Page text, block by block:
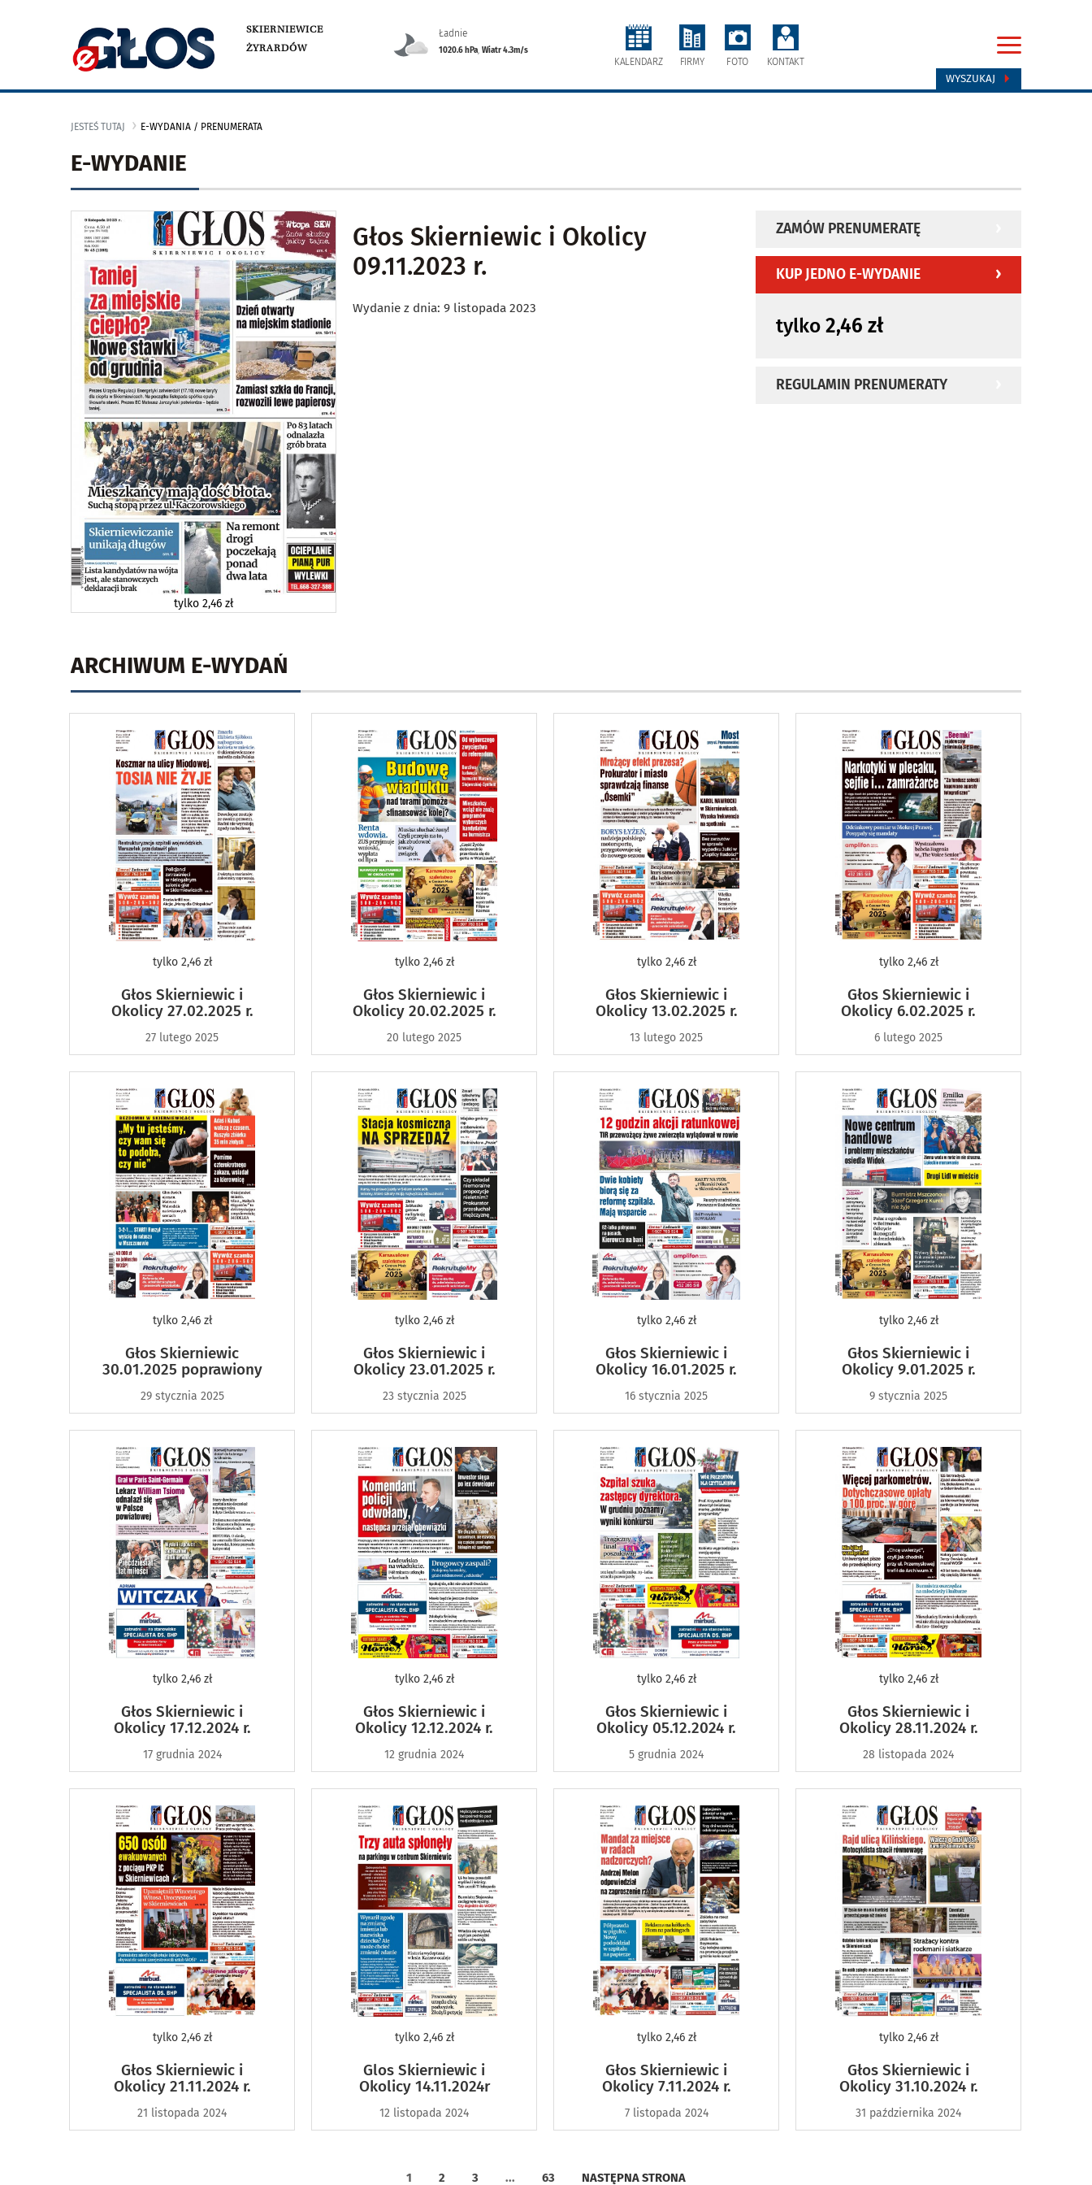
SKIERNIEWICE
ŻYRARDÓW
Ładnie
1020.6 hPa,Wiatr 4.3m/s
KALENDARZ FIRMY FOTO KONTAKT
WYSZUKAJ
JESTEŚ TUTAJ E-WYDANIA / PRENUMERATA
E-WYDANIE
tylko 2,46 zł
Głos Skierniewic i Okolicy
09.11.2023 r.
Wydanie z dnia: 9 listopada 2023
ZAMÓW PRENUMERATĘ
KUP JEDNO E-WYDANIE
tylko2,46 zł
REGULAMIN PRENUMERATY
ARCHIWUM E-WYDAŃ
tylko2,46 zł
Głos Skierniewic i
Okolicy 27.02.2025 r.
27 lutego 2025
tylko2,46 zł
Głos Skierniewic i
Okolicy 20.02.2025 r.
20 lutego 2025
tylko2,46 zł
Głos Skierniewic i
Okolicy 13.02.2025 r.
13 lutego 2025
tylko2,46 zł
Głos Skierniewic i
Okolicy 6.02.2025 r.
6 lutego 2025
tylko2,46 zł
Głos Skierniewic
30.01.2025 poprawiony
29 stycznia 2025
tylko2,46 zł
Głos Skierniewic i
Okolicy 23.01.2025 r.
23 stycznia 2025
tylko2,46 zł
Głos Skierniewic i
Okolicy 16.01.2025 r.
16 stycznia 2025
tylko2,46 zł
Głos Skierniewic i
Okolicy 9.01.2025 r.
9 stycznia 2025
tylko2,46 zł
Głos Skierniewic i
Okolicy 17.12.2024 r.
17 grudnia 2024
tylko2,46 zł
Głos Skierniewic i
Okolicy 12.12.2024 r.
12 grudnia 2024
tylko2,46 zł
Głos Skierniewic i
Okolicy 05.12.2024 r.
5 grudnia 2024
tylko2,46 zł
Głos Skierniewic i
Okolicy 28.11.2024 r.
28 listopada 2024
tylko2,46 zł
Głos Skierniewic i
Okolicy 21.11.2024 r.
21 listopada 2024
tylko2,46 zł
Glos Skierniewic i
Okolicy 14.11.2024r
12 listopada 2024
tylko2,46 zł
Głos Skierniewic i
Okolicy 7.11.2024 r.
7 listopada 2024
tylko2,46 zł
Głos Skierniewic i
Okolicy 31.10.2024 r.
31 października 2024
1 2 3 ... 63 NASTĘPNA STRONA